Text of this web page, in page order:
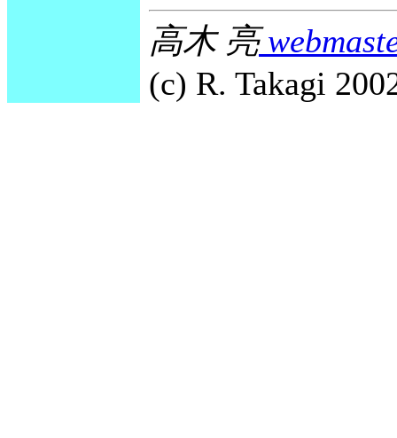
高木 亮
(c) R. Takagi